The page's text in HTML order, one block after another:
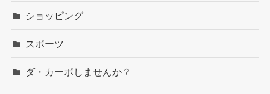
ショッピング
スポーツ
ダ・カーポしませんか？